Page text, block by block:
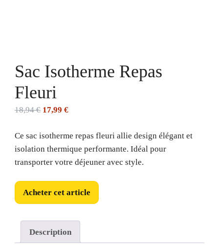
Sac Isotherme Repas
Fleuri
18,94€ Le
initial
était :
18,94 €.
17,99 €Le
actuel
est :
17,99 €.
Ce sac isotherme repas fleuri allie design élégant et
isolation thermique performante. Idéal pour
transporter votre déjeuner avec style.
Acheter cet article
Description